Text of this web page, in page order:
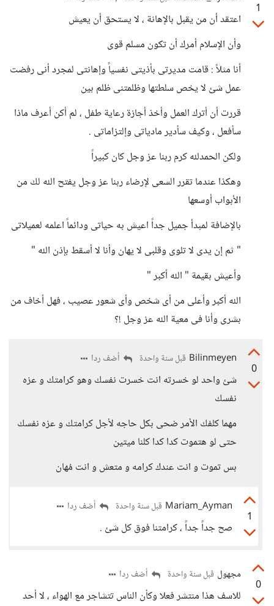
1
اعتقد أن من يقبل بالإهانة ، لا يستحق أن يعيش
وأن الإسلام أمرك أن تكون مسلم قوى
أنا مثلاً : قامت مديرتى بأذيتى نفسياً وإهانتى لمجرد أنى رفضت
عمل شئ لا يخص سلطتها وظلمتنى ظلم بين
قررت أن أترك العمل وأخذ أجازة رعاية طفل ، لم أكن أعرف ماذا
سأفعل ، وكيف سأدير مادياتى وإلتزاماتى .
ولكن الحمدلله كرم ربنا عز وجل كان كبيراً
وهكذا عندما تقرر السعى لإرضاء ربنا عز وجل يفتح الله لك من
الأبواب أوسعها
بالإضافة لمبدأ جميل جداً اعيش به حياتى ودائماً اعلمه لعميلاتى
" ثم إن يدى لا تلوى وقلبى لا يهان وأنا لا أسقط بإذن الله "
وأعيش بقيمة " الله أكبر "
الله أكبر وأعلى من أى شخص وأى شعور عصيب ، فهل أخاف من
بشرى وأنا فى معية الله عز وجل !؟
0
Bilinmeyen قبل سنة واحدة أضف ردا
شئ واحد لو خسرته انت خسرت نفسك وهو كرامتك و عزه
نفسك
مهما كلفك الأمر ضحى بكل حاجه لأجل كرامتك و عزه نفسك
حتى لو هتموت كدا كدا كلنا ميتين
بس تموت و انت عندك كرامه و متعش و انت مُهان
1
Mariam_Ayman قبل سنة واحدة أضف ردا
صح جداً جداً ، كرامتنا فوق كل شئ .
0
مجهول قبل سنة واحدة أضف ردا
للاسف هذا منتشر فعلا وكأن الناس تتشاجر مع الهواء ، لا أحد